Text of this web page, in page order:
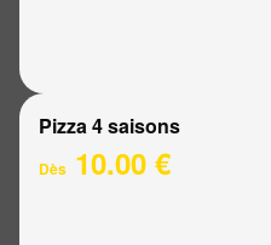
Pizza 4 saisons
Dès 10.00 €